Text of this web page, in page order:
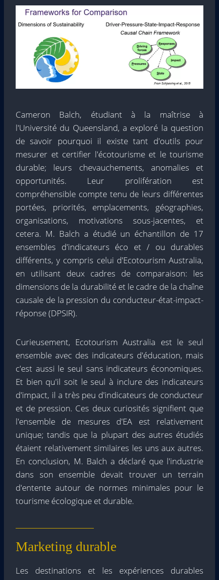
Cameron Balch, étudiant à la maîtrise à
l'Université du Queensland, a exploré la question
de savoir pourquoi il existe tant d'outils pour
mesurer et certifier l'écotourisme et le tourisme
durable; leurs chevauchements, anomalies et
opportunités. Leur prolifération est
compréhensible compte tenu de leurs différentes
portées, priorités, emplacements, géographies,
organisations, motivations sous-jacentes, et
cetera. M. Balch a étudié un échantillon de 17
ensembles d'indicateurs éco et / ou durables
différents, y compris celui d'Ecotourism Australia,
en utilisant deux cadres de comparaison: les
dimensions de la durabilité et le cadre de la chaîne
causale de la pression du conducteur-état-impact-
réponse (DPSIR).
Curieusement, Ecotourism Australia est le seul
ensemble avec des indicateurs d'éducation, mais
c'est aussi le seul sans indicateurs économiques.
Et bien qu'il soit le seul à inclure des indicateurs
d'impact, il a très peu d'indicateurs de conducteur
et de pression. Ces deux curiosités signifient que
l'ensemble de mesures d'EA est relativement
unique; tandis que la plupart des autres étudiés
étaient relativement similaires les uns aux autres.
En conclusion, M. Balch a déclaré que l'industrie
dans son ensemble devait trouver un terrain
d'entente autour de normes minimales pour le
tourisme écologique et durable.
Marketing durable
Les destinations et les expériences durables